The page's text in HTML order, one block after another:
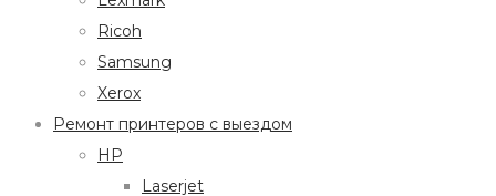
Ricoh
Samsung
Xerox
Ремонт принтеров с выездом
HP
Laserjet